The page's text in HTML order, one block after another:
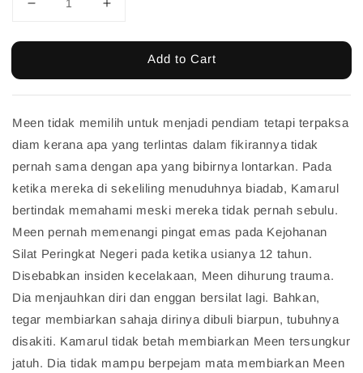
Add to Cart
Meen tidak memilih untuk menjadi pendiam tetapi terpaksa
diam kerana apa yang terlintas dalam fikirannya tidak
pernah sama dengan apa yang bibirnya lontarkan. Pada
ketika mereka di sekeliling menuduhnya biadab, Kamarul
bertindak memahami meski mereka tidak pernah sebulu.
Meen pernah memenangi pingat emas pada Kejohanan
Silat Peringkat Negeri pada ketika usianya 12 tahun.
Disebabkan insiden kecelakaan, Meen dihurung trauma.
Dia menjauhkan diri dan enggan bersilat lagi. Bahkan,
tegar membiarkan sahaja dirinya dibuli biarpun, tubuhnya
disakiti. Kamarul tidak betah membiarkan Meen tersungkur
jatuh. Dia tidak mampu berpejam mata membiarkan Meen